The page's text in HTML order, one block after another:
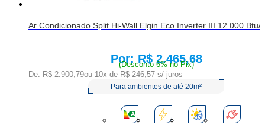
Ar Condicionado Split Hi-Wall Elgin Eco Inverter III 12.000
Price:
R$ 2.465,68
(Desconto 6% no Pix)
De: R$ 2.900,79ou 10x de R$ 246,57 s/ juros
Para ambientes de até 20m²